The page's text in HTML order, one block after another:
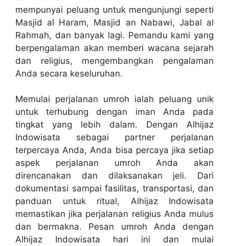
mempunyai peluang untuk mengunjungi seperti
Masjid al Haram, Masjid an Nabawi, Jabal al
Rahmah, dan banyak lagi. Pemandu kami yang
berpengalaman akan memberi wacana sejarah
dan religius, mengembangkan pengalaman
Anda secara keseluruhan.
Memulai perjalanan umroh ialah peluang unik
untuk terhubung dengan iman Anda pada
tingkat yang lebih dalam. Dengan Alhijaz
Indowisata sebagai partner perjalanan
terpercaya Anda, Anda bisa percaya jika setiap
aspek perjalanan umroh Anda akan
direncanakan dan dilaksanakan jeli. Dari
dokumentasi sampai fasilitas, transportasi, dan
panduan untuk ritual, Alhijaz Indowisata
memastikan jika perjalanan religius Anda mulus
dan bermakna. Pesan umroh Anda dengan
Alhijaz Indowisata hari ini dan mulai